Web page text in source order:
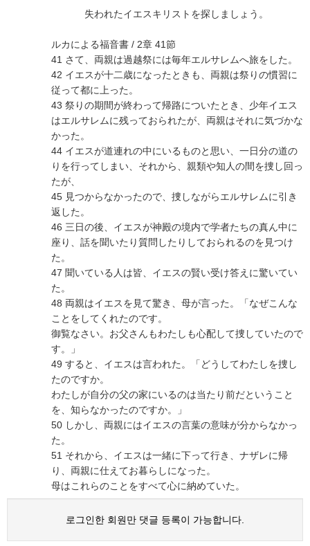
失われたイエスキリストを探しましょう。
ルカによる福音書 / 2章 41節
41 さて、両親は過越祭には毎年エルサレムへ旅をした。
42 イエスが十二歳になったときも、両親は祭りの慣習に
従って都に上った。
43 祭りの期間が終わって帰路についたとき、少年イエス
はエルサレムに残っておられたが、両親はそれに気づかな
かった。
44 イエスが道連れの中にいるものと思い、一日分の道の
りを行ってしまい、それから、親類や知人の間を捜し回っ
たが、
45 見つからなかったので、捜しながらエルサレムに引き
返した。
46 三日の後、イエスが神殿の境内で学者たちの真ん中に
座り、話を聞いたり質問したりしておられるのを見つけ
た。
47 聞いている人は皆、イエスの賢い受け答えに驚いてい
た。
48 両親はイエスを見て驚き、母が言った。「なぜこんな
ことをしてくれたのです。
御覧なさい。お父さんもわたしも心配して捜していたので
す。」
49 すると、イエスは言われた。「どうしてわたしを捜し
たのですか。
わたしが自分の父の家にいるのは当たり前だということ
を、知らなかったのですか。」
50 しかし、両親にはイエスの言葉の意味が分からなかっ
た。
51 それから、イエスは一緒に下って行き、ナザレに帰
り、両親に仕えてお暮らしになった。
母はこれらのことをすべて心に納めていた。
로그인한 회원만 댓글 등록이 가능합니다.